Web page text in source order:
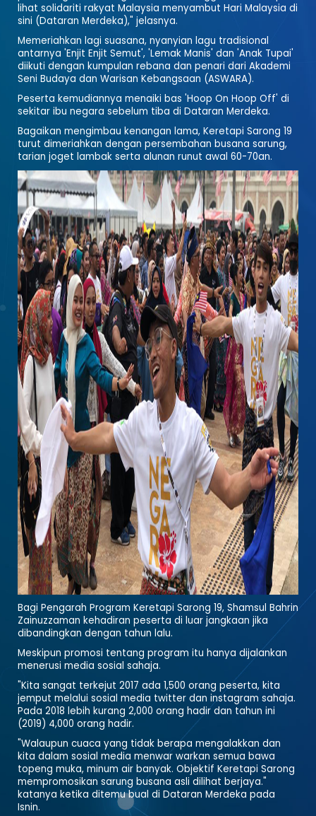
lihat solidariti rakyat Malaysia menyambut Hari Malaysia di
sini (Dataran Merdeka)," jelasnya.
Memeriahkan lagi suasana, nyanyian lagu tradisional
antarnya 'Enjit Enjit Semut', 'Lemak Manis' dan 'Anak Tupai'
diikuti dengan kumpulan rebana dan penari dari Akademi
Seni Budaya dan Warisan Kebangsaan (ASWARA).
Peserta kemudiannya menaiki bas 'Hoop On Hoop Off' di
sekitar ibu negara sebelum tiba di Dataran Merdeka.
Bagaikan mengimbau kenangan lama, Keretapi Sarong 19
turut dimeriahkan dengan persembahan busana sarung,
tarian joget lambak serta alunan runut awal 60-70an.
Bagi Pengarah Program Keretapi Sarong 19, Shamsul Bahrin
Zainuzzaman kehadiran peserta di luar jangkaan jika
dibandingkan dengan tahun lalu.
Meskipun promosi tentang program itu hanya dijalankan
menerusi media sosial sahaja.
"Kita sangat terkejut 2017 ada 1,500 orang peserta, kita
jemput melalui sosial media twitter dan instagram sahaja.
Pada 2018 lebih kurang 2,000 orang hadir dan tahun ini
(2019) 4,000 orang hadir.
"Walaupun cuaca yang tidak berapa mengalakkan dan
kita dalam sosial media menwar warkan semua bawa
topeng muka, minum air banyak. Objektif Keretapi Sarong
mempromosikan sarung busana asli dilihat berjaya."
katanya ketika ditemu bual di Dataran Merdeka pada
Isnin.